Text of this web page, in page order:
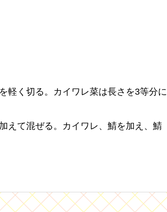
軽く切る。カイワレ菜は長さを3等分に
えて混ぜる。カイワレ、鯖を加え、鯖